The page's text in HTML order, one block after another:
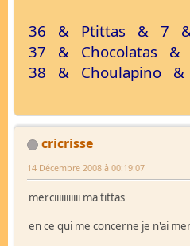
36 & Ptittas & 7 &
37 & Chocolatas
38 & Choulapino
cricrisse
14 Décembre 2008 à 00:19:07
merciiiiiiiiiii ma tittas
en ce qui me concerne je n'ai